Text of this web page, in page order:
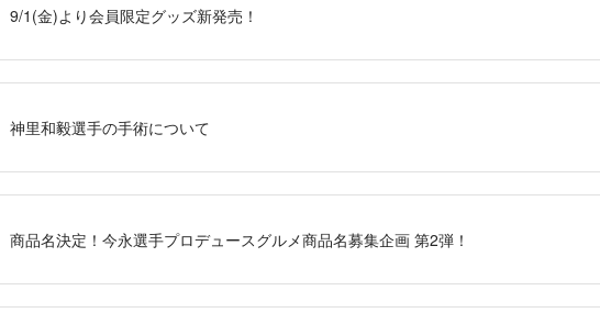
9/1(金)より会員限定グッズ新発売！
神里和毅選手の手術について
商品名決定！今永選手プロデュースグルメ商品名募集企画 第2弾！